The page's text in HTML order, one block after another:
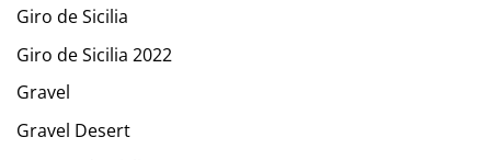
Giro de Sicilia
Giro de Sicilia 2022
Gravel
Gravel Desert